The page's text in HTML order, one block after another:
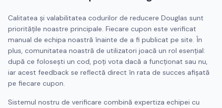
Calitatea și valabilitatea codurilor de reducere Douglas sunt
prioritățile noastre principale. Fiecare cupon este verificat
manual de echipa noastră înainte de a fi publicat pe site. În
plus, comunitatea noastră de utilizatori joacă un rol esențial:
după ce folosești un cod, poți vota dacă a funcționat sau nu,
iar acest feedback se reflectă direct în rata de succes afișată
pe fiecare cupon.
Sistemul nostru de verificare combină expertiza echipei cu